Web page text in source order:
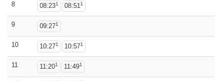
8 08:231 08:511
9 09:271
10 10:271 10:571
11 11:201 11:491